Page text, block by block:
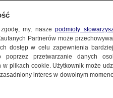
my, naszepodmioty
Partnerów może
dostęp w celu zapewnienia
poprzez przetwarzanie danych
plikach cookie. Użytkownik może
interes w dowolnym